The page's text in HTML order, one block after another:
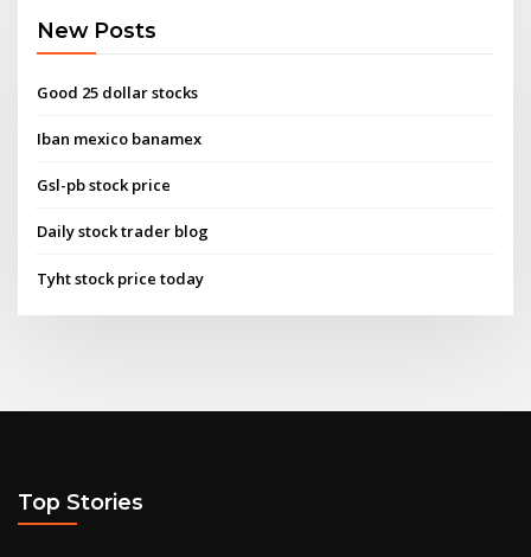
New Posts
Good 25 dollar stocks
Iban mexico banamex
Gsl-pb stock price
Daily stock trader blog
Tyht stock price today
Top Stories